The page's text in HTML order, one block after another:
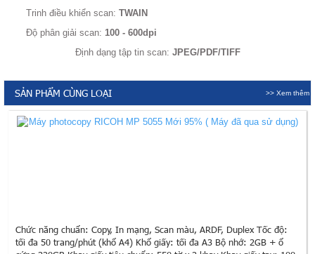
Trinh điều khiển scan:TWAIN
Độ phân giải scan:100 - 600dpi
Định dạng tập tin scan: JPEG/PDF/TIFF
SẢN PHẨM CÙNG LOẠI >> Xem thêm
Chức năng chuẩn: Copy, In mạng, Scan màu, ARDF, Duplex Tốc độ:
tối đa 50 trang/phút (khổ A4) Khổ giấy: tối đa A3 Bộ nhớ: 2GB + ổ